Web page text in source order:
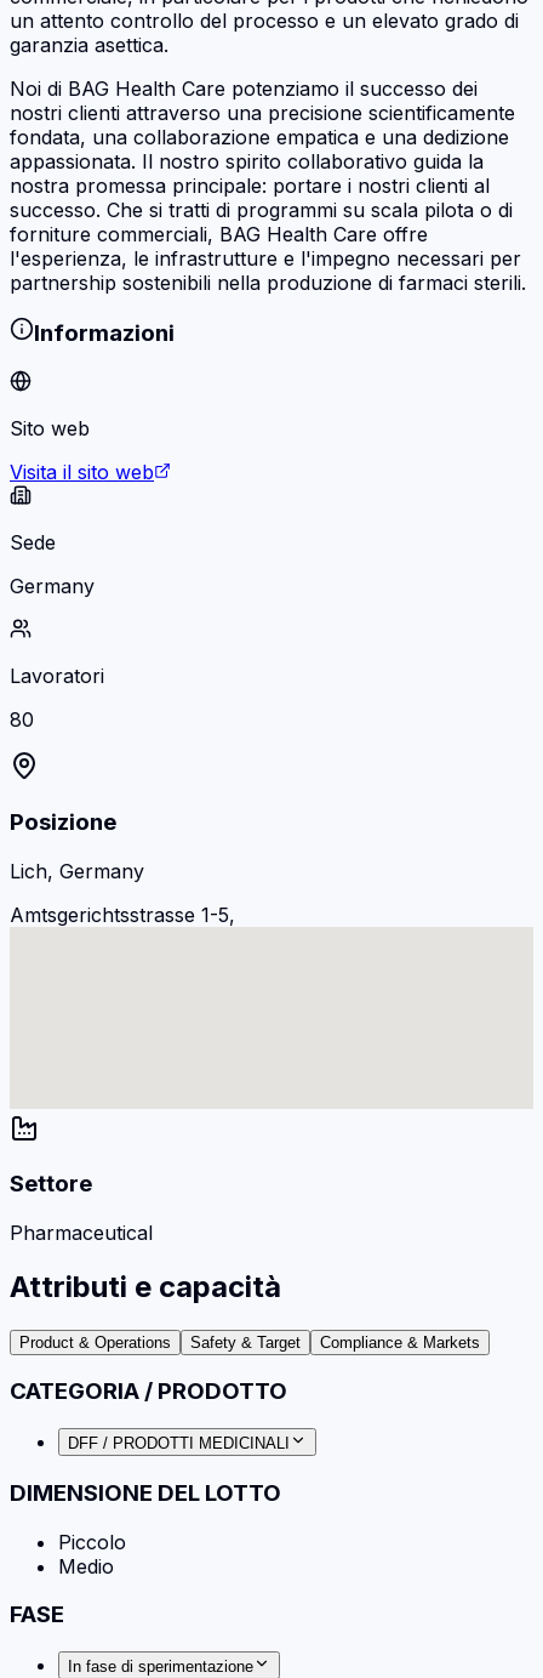
un attento controllo del processo e un elevato grado di
garanzia asettica.
Noi di BAG Health Care potenziamo il successo dei
nostri clienti attraverso una precisione scientificamente
fondata, una collaborazione empatica e una dedizione
appassionata. Il nostro spirito collaborativo guida la
nostra promessa principale: portare i nostri clienti al
successo. Che si tratti di programmi su scala pilota o di
forniture commerciali, BAG Health Care offre
l'esperienza, le infrastrutture e l'impegno necessari per
partnership sostenibili nella produzione di farmaci sterili.
Informazioni
Sito web
Visita il sito web
Sede
Germany
Lavoratori
80
Posizione
Lich, Germany
Amtsgerichtsstrasse 1-5,
Settore
Pharmaceutical
Attributi e capacità
Product & Operations Safety & Target Compliance & Markets
CATEGORIA / PRODOTTO
DFF / PRODOTTI MEDICINALI
DIMENSIONE DEL LOTTO
Piccolo
Medio
FASE
In fase di sperimentazione